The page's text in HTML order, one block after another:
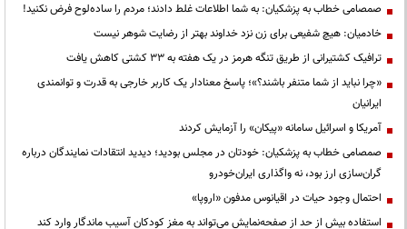
صمصامی خطاب به پزشکیان: به شما اطلاعات غلط دادند؛ مردم را ساده‌لوح فرض نکنید!
خادمیان: هیچ شفیعی برای زن نزد خداوند بهتر از رضایت شوهر نیست
ترافیک کشتیرانی از طریق تنگه هرمز در یک هفته به ۳۳ کشتی کاهش یافت
«چرا نباید از شما متنفر باشند؟»؛ پاسخ معنادار یک کاربر خارجی به قدرت و توانمندی
ایرانیان
آمریکا و اسرائیل سامانه «پیکان» را آزمایش کردند
صمصامی خطاب به پزشکیان: خودتان در مجلس بودید؛ دیدید انتقادات نمایندگان درباره
گران‌سازی ارز بود، نه واگذاری ایران‌خودرو
احتمال وجود حیات در اقیانوس مدفون «اروپا»
استفاده بیش از حد از صفحه‌نمایش می‌تواند به مغز کودکان آسیب ماندگار وارد کند